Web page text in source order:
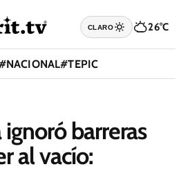
CLARO 26°C
NACIONAL#TEPIC
barreras
al vacío: